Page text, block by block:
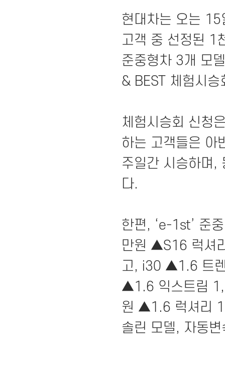
현대차는 오는
고객 중 선정된 1
준중형차 3개 모
& BEST 체험시승
체험시승회 신청
하는 고객들은
주일간 시승하며,
다.
한편, ‘e-1st’ 준
만원 ▲S16 럭셔
고, i30 ▲1.6 트
▲1.6 익스트림
원 ▲1.6 럭셔리
솔린 모델, 자동